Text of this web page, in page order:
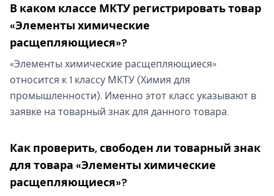
В каком классе МКТУ регистрировать товар
«Элементы химические
расщепляющиеся»?
«Элементы химические расщепляющиеся»
относится к 1 классу МКТУ (Химия для
промышленности). Именно этот класс указывают в
заявке на товарный знак для данного товара.
Как проверить, свободен ли товарный знак
для товара «Элементы химические
расщепляющиеся»?